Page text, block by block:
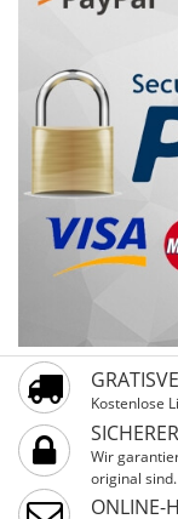
Kostenlose
Wir
original sind.
ONLINE-